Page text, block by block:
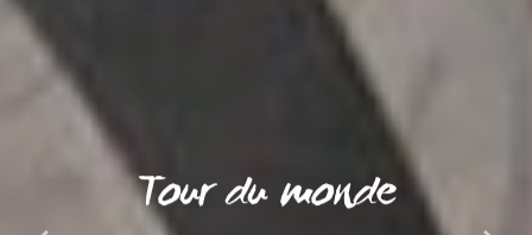
Tour du monde